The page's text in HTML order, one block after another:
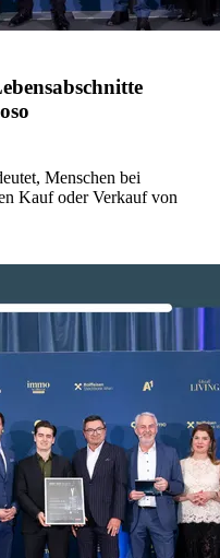
Menschen bei
Kauf oder Verkauf von